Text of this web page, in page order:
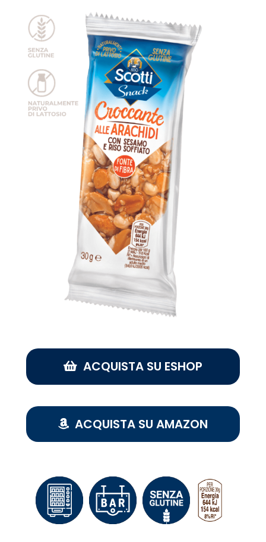
ACQUISTA SU ESHOP
ACQUISTA SU AMAZON